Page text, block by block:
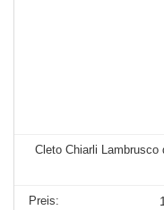
Cleto Chiarli Lambrusco